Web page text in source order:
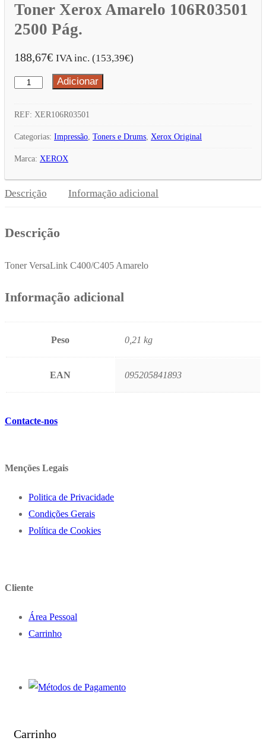
Toner Xerox Amarelo 106R03501
2500 Pág.
188,67€ IVA inc. (153,39€)
Quantidade
Toner
Xerox
106R03501
2500
Pág.
Adicionar
REF: XER106R03501
Categorias: Impressão, Toners e Drums, Xerox Original
Marca: XEROX
Descrição Informação adicional
Descrição
Toner VersaLink C400/C405 Amarelo
Informação adicional
Peso 0,21 kg
EAN 095205841893
Contacte-nos
Menções Legais
Politica de Privacidade
Condições Gerais
Política de Cookies
Cliente
Área Pessoal
Carrinho
Carrinho